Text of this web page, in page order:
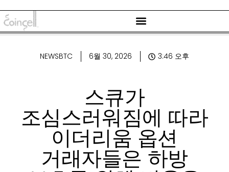
NEWSBTC 6월 30, 2026 3:46 오후
스큐가
조심스러워짐에 따라
이더리움 옵션
거래자들은 하방